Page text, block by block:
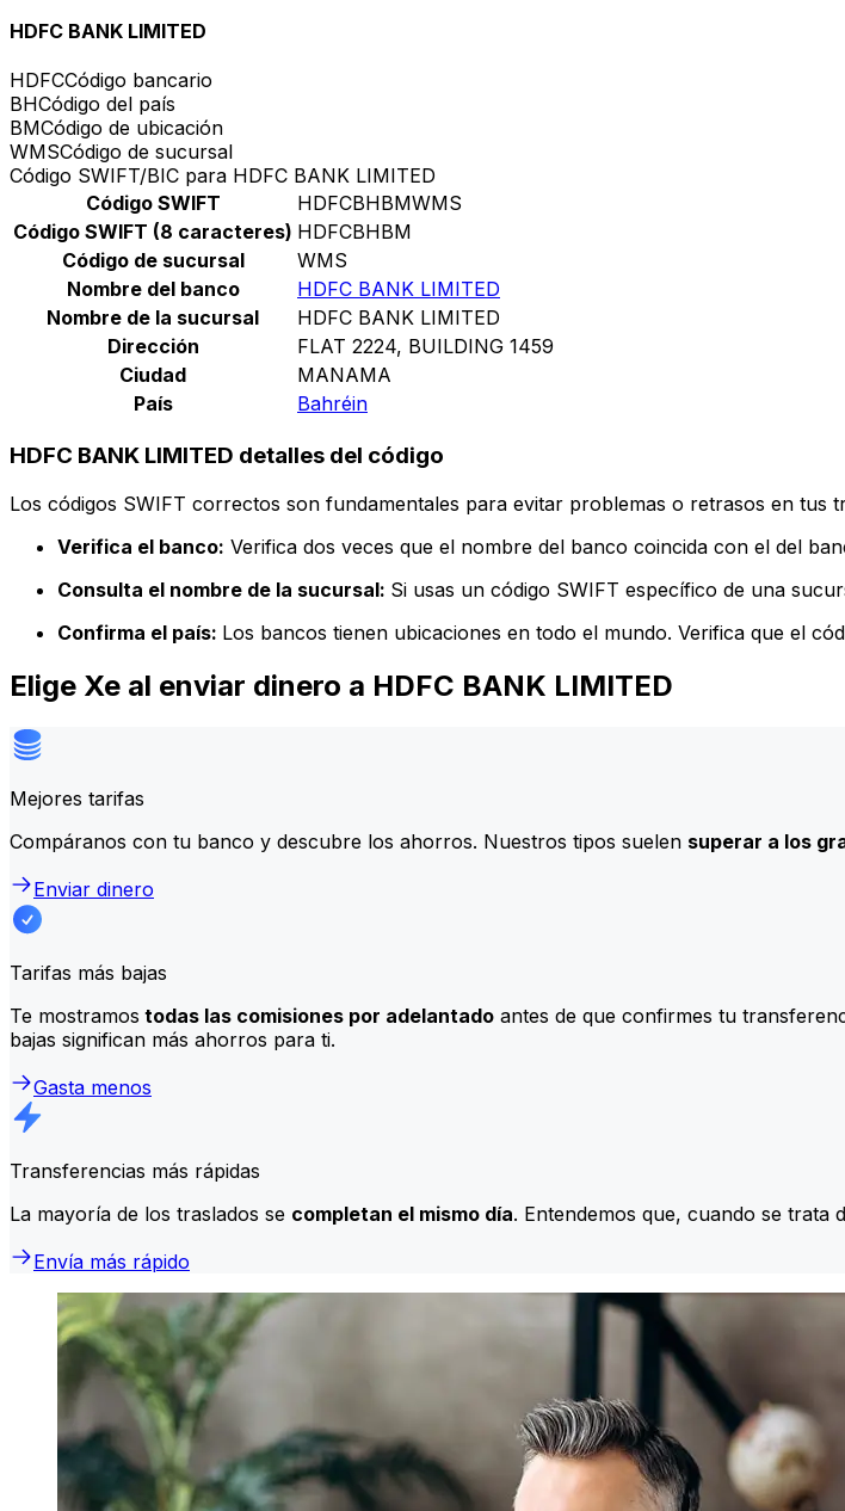
HDFC BANK LIMITED
HDFCCódigo bancario
BHCódigo del país
BMCódigo de ubicación
WMSCódigo de sucursal
Código SWIFT/BIC para HDFC BANK LIMITED
Código SWIFT
HDFCBHBMWMS
Código SWIFT (8 caracteres) HDFCBHBM
Código de sucursal
WMS
Nombre del banco
HDFC BANK LIMITED
Nombre de la sucursal
HDFC BANK LIMITED
Dirección
FLAT 2224, BUILDING 1459
Ciudad
MANAMA
País
Bahréin
HDFC BANK LIMITED detalles del código
Los códigos SWIFT correctos son fundamentales para evitar problemas o retrasos en tus
Verifica el banco: Verifica dos veces que el nombre del banco coincida con el del
Consulta el nombre de la sucursal: Si usas un código SWIFT específico de una
Confirma el país: Los bancos tienen ubicaciones en todo el mundo. Verifica que el
Elige Xe al enviar dinero a HDFC BANK LIMITED
Mejores tarifas
Compáranos con tu banco y descubre los ahorros. Nuestros tipos suelen superar a los
Enviar dinero
Tarifas más bajas
Te mostramos todas las comisiones por adelantado antes de que confirmes tu
bajas significan más ahorros para ti.
Gasta menos
Transferencias más rápidas
La mayoría de los traslados se completan el mismo día. Entendemos que, cuando se trata
Envía más rápido